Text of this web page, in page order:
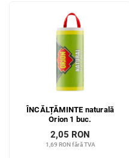
ÎNCĂLȚĂMINTE naturală
Orion 1 buc.
1,69 RON fără TVA
2,05 RON